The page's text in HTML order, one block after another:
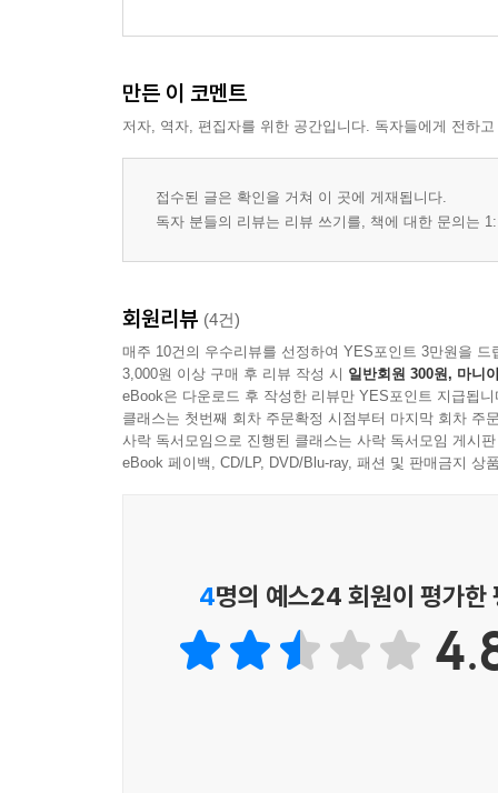
3. Nikon AF-S 12-24 DX
3.1. 니콘 최초의 디지털 전용 광각 렌즈
3.2. 제원과 특징 알아두기
3.3. 갤러리
02 표준 줌렌즈
2.1. 렌즈 하나만 선택해야 한다면?
2.3. 갤러리
3. Nikon AF-S 24-85G
3.1. 평범한 것이 아름다운 것이다
3.2. 제원과 특징 알아두기
2.1. 망원 줌렌즈의 최고봉 70-200mm USM
2.3. 갤러리
만든 이 코멘트
저자, 역자, 편집자를 위한 공간입니다. 독자들에게 전하
접수된 글은 확인을 거쳐 이 곳에 게재됩니다.
독자 분들의 리뷰는 리뷰 쓰기를, 책에 대한 문의는
회원리뷰 (4건)
매주 10건의 우수리뷰를 선정하여 YES포인트 3만원을 드
3,000원 이상 구매 후 리뷰 작성 시 일반회원 300원, 마니
eBook은 다운로드 후 작성한 리뷰만 YES포인트 지급됩니
클래스는 첫번째 회차 주문확정 시점부터 마지막 회차 주
사락 독서모임으로 진행된 클래스는 사락 독서모임 게시
eBook 페이백, CD/LP, DVD/Blu-ray, 패션 및 판매금지 상
4명의 예스24 회원이 평가한